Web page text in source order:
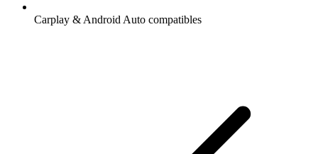
Carplay & Android Auto compatibles